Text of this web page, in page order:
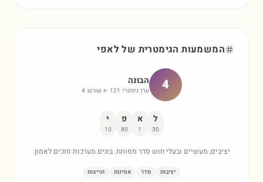
המשמעות הגימטרית שללאפי
4 הבונה
ערך גימטרי: 121 ← שורש: 4
ל
30
א
1
פ
80
י
10
יציבים, מעשיים ובעלי חוש סדר מפותח. בונים מערכות וזוכים לאמון.
יציבות סדר אמינות חריצות